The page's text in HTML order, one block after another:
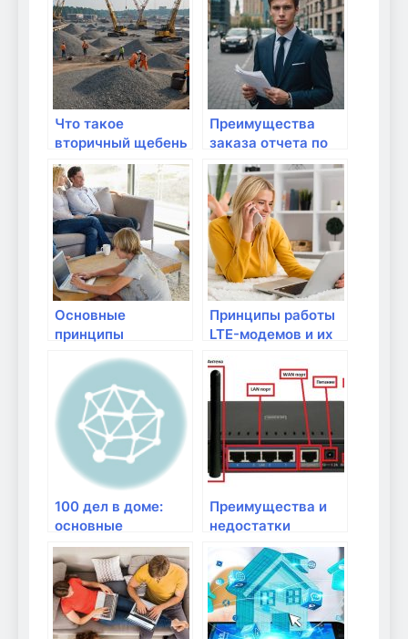
Что такое
вторичный щебень
и его
преимущества
Преимущества
заказа отчета по
практике на
«FastFine»
Основные
принципы
домашней сети
Принципы работы
LTE-модемов и их
100 дел в доме:
основные
рекомендации для
жителей
Преимущества и
недостатки
коммутаторов